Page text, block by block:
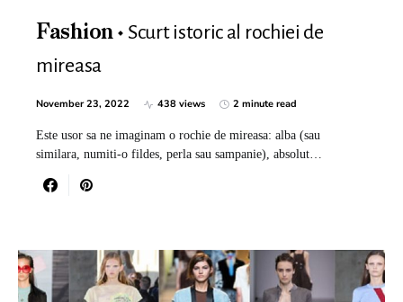
Fashion
Scurt istoric al rochiei de
mireasa
November 23, 2022 438 views 2 minute read
Este usor sa ne imaginam o rochie de mireasa: alba (sau
similara, numiti-o fildes, perla sau sampanie), absolut…